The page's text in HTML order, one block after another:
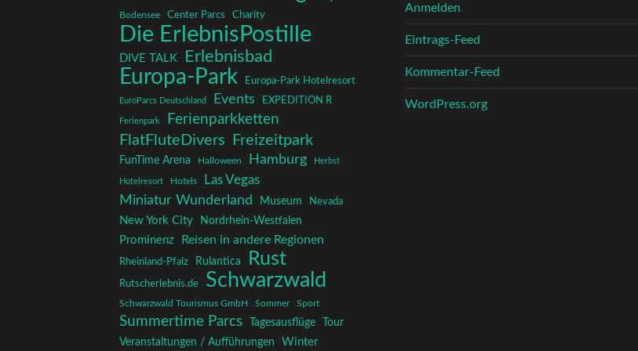
Bodensee Center Parcs Charity
Die ErlebnisPostille
DIVE TALK Erlebnisbad
Europa-Park Europa-Park Hotelresort
EuroParcs Deutschland Events EXPEDITION R
Ferienpark Ferienparkketten
FlatFluteDivers Freizeitpark
FunTime Arena Halloween Hamburg Herbst
Hotelresort Hotels
Las Vegas
Miniatur Wunderland
Museum Nevada
New York City Nordrhein-Westfalen
Prominenz Reisen in andere Regionen
Rheinland-Pfalz Rulantica Rust
Rutscherlebnis.de Schwarzwald
Schwarzwald Tourismus GmbH Sommer Sport
Summertime Parcs Tagesausflüge
Tour
Veranstaltungen / Aufführungen
Winter
Anmelden
Eintrags-Feed
Kommentar-Feed
WordPress.org